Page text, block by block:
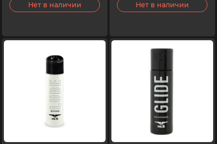
Нет в наличии Нет в наличии